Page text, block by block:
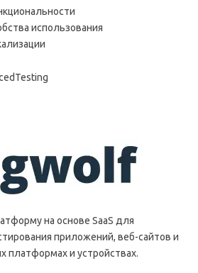
использования
на основе SaaS для
приложений, веб-сайтов и
платформах и устройствах.